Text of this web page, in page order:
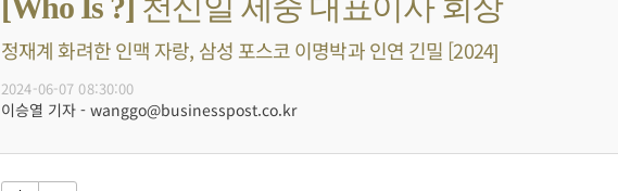
정재계 화려한 인맥 자랑, 삼성 포스코 이명박과 인연 긴밀 [2024]
2024-06-07 08:30:00
이승열 기자 - wanggo@businesspost.co.kr